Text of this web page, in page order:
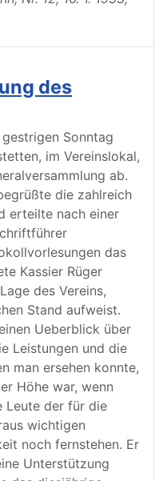
des
Sonntag
im Vereinslokal,
ab.
die zahlreich
erteilte nach einer
das
Kassier Rüger
des Vereins,
Stand aufweist.
Ueberblick über
Leistungen und die
man ersehen konnte,
Höhe war, wenn
Leute der für die
wichtigen
noch fernstehen. Er
Unterstützung